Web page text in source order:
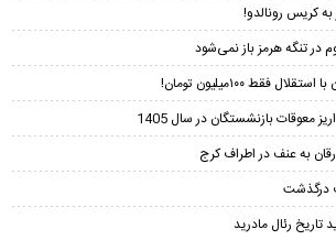
کریس رونالدو!
تنگه هرمز باز نمی‌شود
فقط ۱۰۰میلیون تومان!
معوقات بازنشستگان در سال 1405
درگذشت
تاریخ رئال مادرید